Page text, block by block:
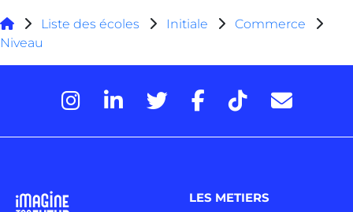
Liste des écoles Initiale
Commerce
Niveau
LES METIERS